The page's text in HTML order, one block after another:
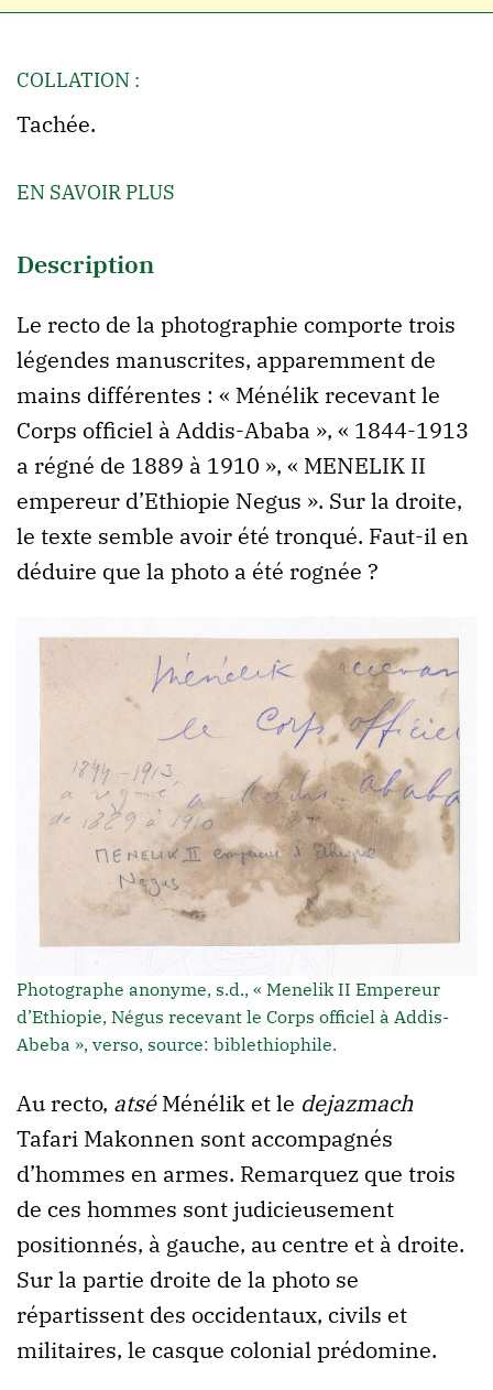
COLLATION :
Tachée.
EN SAVOIR PLUS
Description
Le recto de la photographie comporte trois
légendes manuscrites, apparemment de
mains différentes : « Ménélik recevant le
Corps officiel à Addis-Ababa », « 1844-1913
a régné de 1889 à 1910 », « MENELIK II
empereur d’Ethiopie Negus ». Sur la droite,
le texte semble avoir été tronqué. Faut-il en
déduire que la photo a été rognée ?
Photographe anonyme, s.d., « Menelik II Empereur
d’Ethiopie, Négus recevant le Corps officiel à Addis-
Abeba », verso, source: biblethiophile.
Au recto, atséMénélik et le dejazmach
Tafari Makonnen sont accompagnés
d’hommes en armes. Remarquez que trois
de ces hommes sont judicieusement
positionnés, à gauche, au centre et à droite.
Sur la partie droite de la photo se
répartissent des occidentaux, civils et
militaires, le casque colonial prédomine.